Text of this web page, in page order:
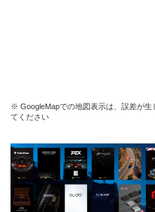
※ GoogleMapでの地図表示は、誤差が生
てください